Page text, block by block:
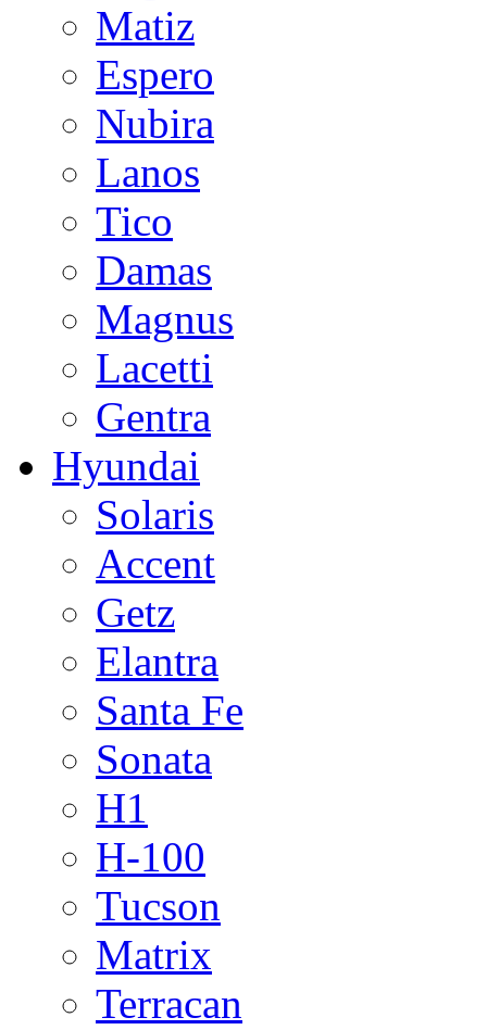
Matiz
Espero
Nubira
Lanos
Tico
Damas
Magnus
Lacetti
Gentra
Hyundai
Solaris
Accent
Getz
Elantra
Santa Fe
Sonata
H1
H-100
Tucson
Matrix
Terracan